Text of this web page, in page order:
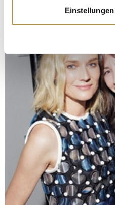
Informationen über
erfassen, welche bis
bestimmten Merkmalen
Erfahren Sie mehr darüber,
verarbeitet werden, und
Abschnitt Einzelheitenfest.
Wir verwenden Cookies, um
personalisieren, Funktionen
zu können und die Zugriffe
analysieren. Außerdem
Verwendung unserer
soziale Medien, Werbung
Partner führen diese